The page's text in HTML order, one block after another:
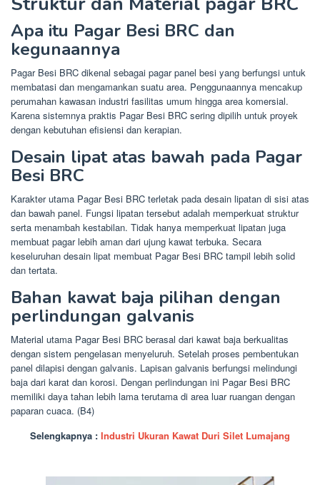
Apa itu Pagar Besi BRC dan
kegunaannya
Pagar Besi BRC dikenal sebagai pagar panel besi yang berfungsi untuk
membatasi dan mengamankan suatu area. Penggunaannya mencakup
perumahan kawasan industri fasilitas umum hingga area komersial.
Karena sistemnya praktis Pagar Besi BRC sering dipilih untuk proyek
dengan kebutuhan efisiensi dan kerapian.
Desain lipat atas bawah pada Pagar
Besi BRC
Karakter utama Pagar Besi BRC terletak pada desain lipatan di sisi atas
dan bawah panel. Fungsi lipatan tersebut adalah memperkuat struktur
serta menambah kestabilan. Tidak hanya memperkuat lipatan juga
membuat pagar lebih aman dari ujung kawat terbuka. Secara
keseluruhan desain lipat membuat Pagar Besi BRC tampil lebih solid
dan tertata.
Bahan kawat baja pilihan dengan
perlindungan galvanis
Material utama Pagar Besi BRC berasal dari kawat baja berkualitas
dengan sistem pengelasan menyeluruh. Setelah proses pembentukan
panel dilapisi dengan galvanis. Lapisan galvanis berfungsi melindungi
baja dari karat dan korosi. Dengan perlindungan ini Pagar Besi BRC
memiliki daya tahan lebih lama terutama di area luar ruangan dengan
paparan cuaca. (B4)
Selengkapnya : Industri Ukuran Kawat Duri Silet Lumajang